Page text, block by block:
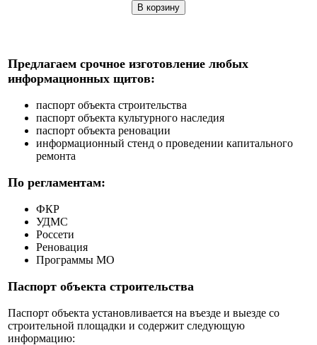
Предлагаем срочное изготовление любых
информационных щитов:
паспорт объекта строительства
паспорт объекта культурного наследия
паспорт объекта реновации
информационный стенд о проведении капитального
ремонта
По регламентам:
ФКР
УДМС
Россети
Реновация
Программы МО
Паспорт объекта строительства
Паспорт объекта установливается на въезде и выезде со
строительной площадки и содержит следующую
информацию: